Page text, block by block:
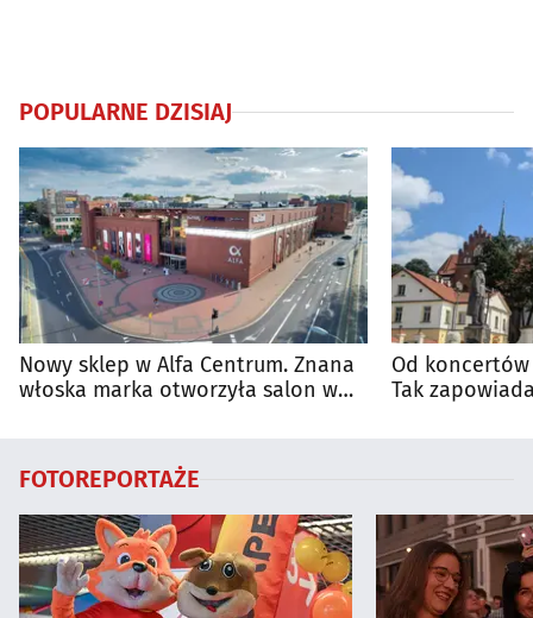
POPULARNE DZISIAJ
Nowy sklep w Alfa Centrum. Znana
włoska marka otworzyła salon w
Od
Tak
FOTOREPORTAŻE